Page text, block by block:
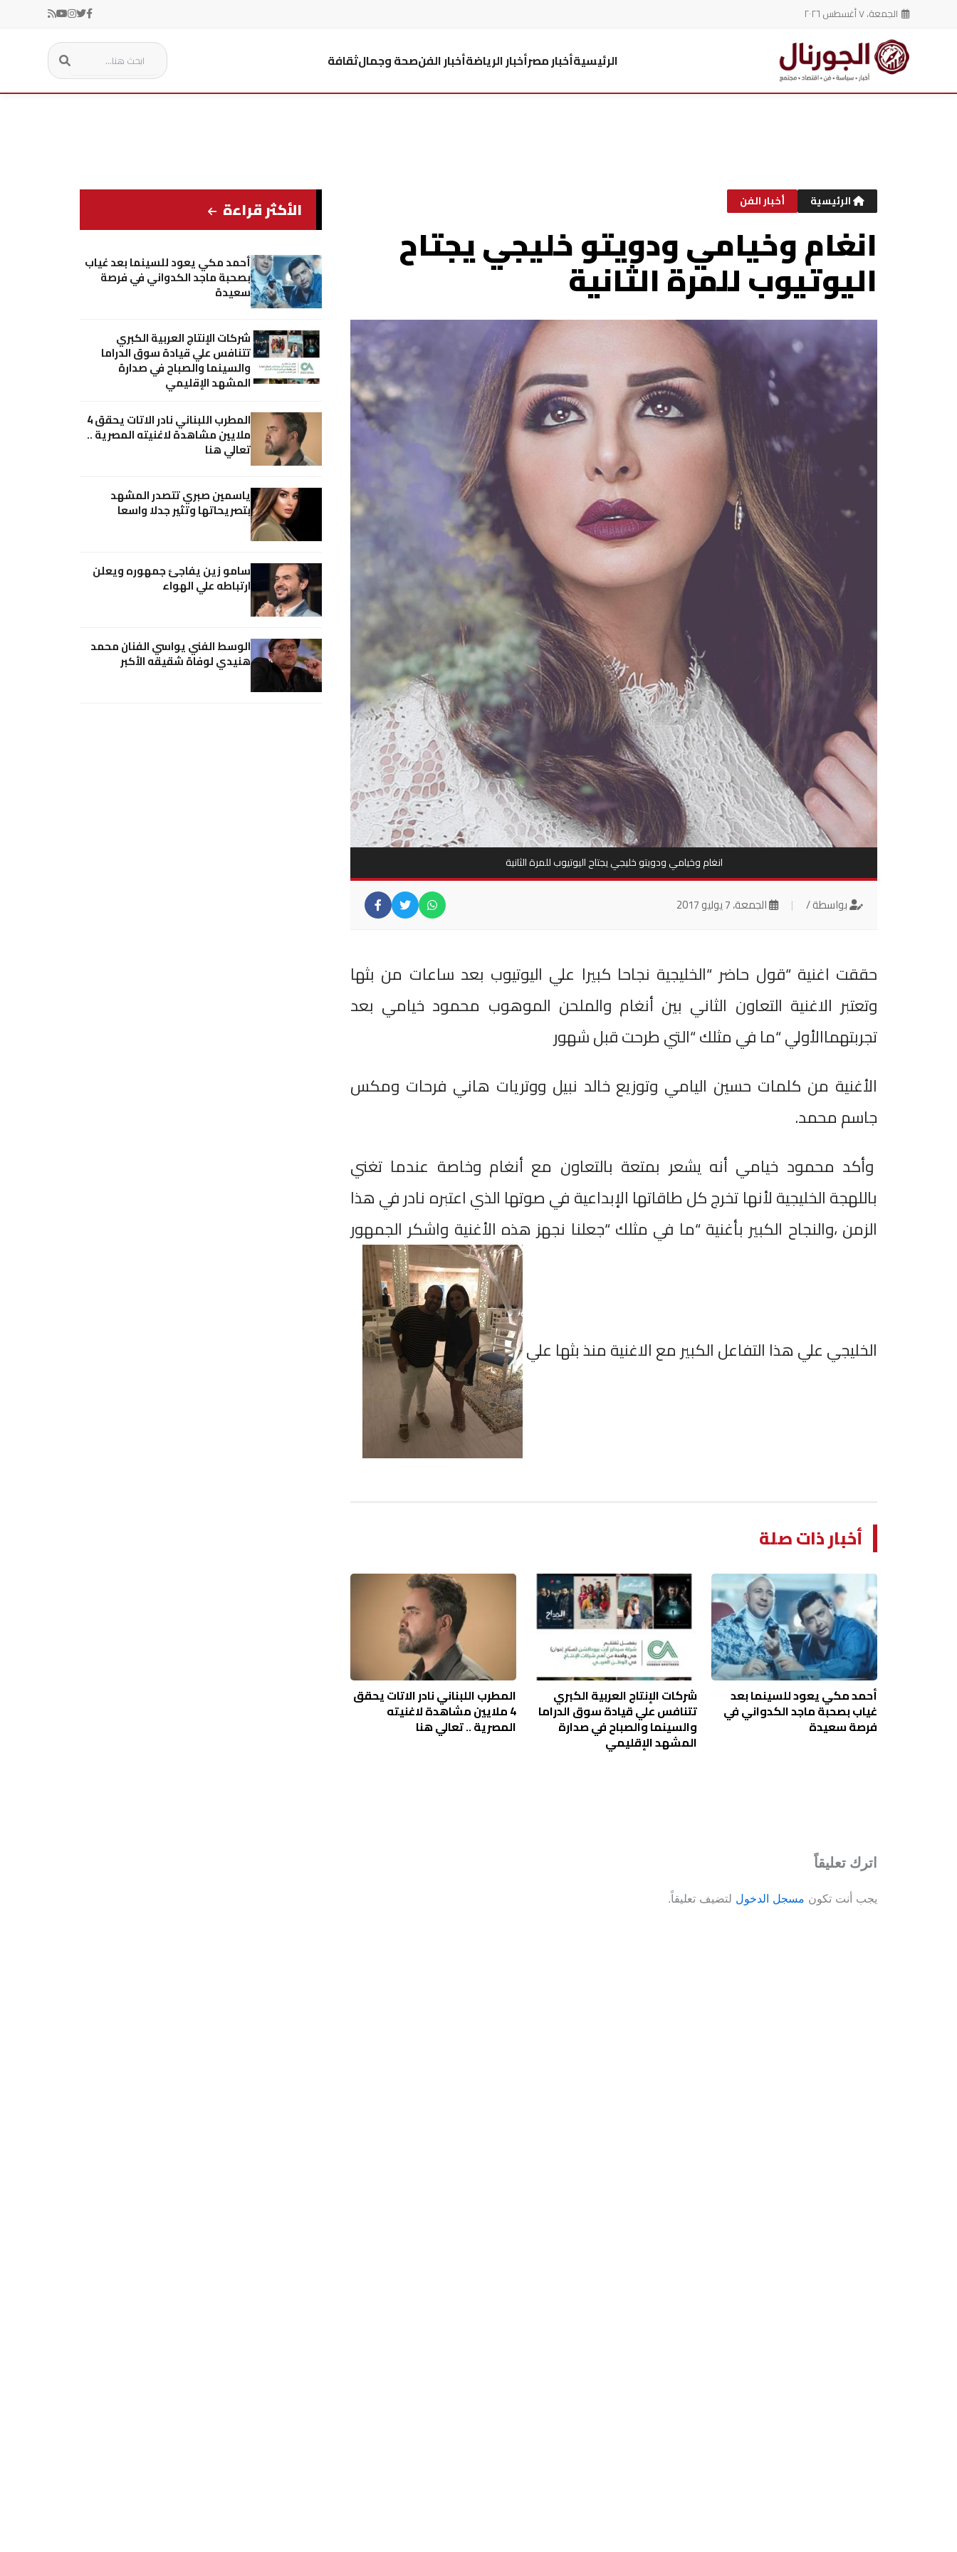
الجمعة، ٧ أغسطس ٢٠٢٦
الرئيسيةأخبار مصرأخبار الرياضةأخبار الفنصحة وجمالثقافة
الرئيسية أخبار الفن
انغام وخيامي ودويتو خليجي يجتاح
اليوتيوب للمرة الثانية
انغام وخيامي ودويتو خليجي يجتاح اليوتيوب للمرة الثانية
بواسطة / | الجمعة، 7 يوليو 2017
حققت اغنية “قول حاضر “الخليجية نجاحا كبيرا علي اليوتيوب بعد ساعات من بثها
وتعتبر الاغنية التعاون الثاني بين أنغام والملحن الموهوب محمود خيامي بعد
تجربتهماالأولي “ما في مثلك “التي طرحت قبل شهور
الأغنية من كلمات حسين اليامي وتوزيع خالد نبيل ووتريات هاني فرحات ومكس
جاسم محمد.
وأكد محمود خيامي أنه يشعر بمتعة بالتعاون مع أنغام وخاصة عندما تغني
باللهجة الخليجية لأنها تخرج كل طاقاتها الإبداعية في صوتها الذي اعتبره نادر في هذا
الزمن ،والنجاح الكبير بأغنية “ما في مثلك “جعلنا نجهز هذه الأغنية واشكر الجمهور
الخليجي علي هذا التفاعل الكبير مع الاغنية منذ بثها علي
أخبار ذات صلة
أحمد مكي يعود للسينما بعد
غياب بصحبة ماجد الكدواني في
فرصة سعيدة
شركات الإنتاج العربية الكبري
تتنافس علي قيادة سوق الدراما
والسينما والصباح في صدارة
المشهد الإقليمي
المطرب اللبناني نادر الاتات يحقق
4 ملايين مشاهدة لاغنيته
المصرية .. تعالي هنا
الأكثر قراءة
أحمد مكي يعود للسينما بعد غياب
بصحبة ماجد الكدواني في فرصة
سعيدة
شركات الإنتاج العربية الكبري
تتنافس علي قيادة سوق الدراما
والسينما والصباح في صدارة
المشهد الإقليمي
المطرب اللبناني نادر الاتات يحقق 4
ملايين مشاهدة لاغنيته المصرية ..
تعالي هنا
ياسمين صبري تتصدر المشهد
بتصريحاتها وتثير جدلا واسعا
سامو زين يفاجئ جمهوره ويعلن
ارتباطه علي الهواء
الوسط الفني يواسي الفنان محمد
هنيدي لوفاة شقيقه الأكبر
اترك تعليقاً
يجب أنت تكون مسجل الدخول لتضيف تعليقاً.